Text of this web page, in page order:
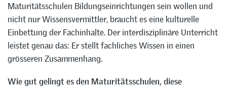
Maturitätsschulen Bildungseinrichtungen sein wollen und
nicht nur Wissensvermittler, braucht es eine kulturelle
Einbettung der Fachinhalte. Der interdisziplinäre Unterricht
leistet genau das: Er stellt fachliches Wissen in einen
grösseren Zusammenhang.
Wie gut gelingt es den Maturitätsschulen, diese